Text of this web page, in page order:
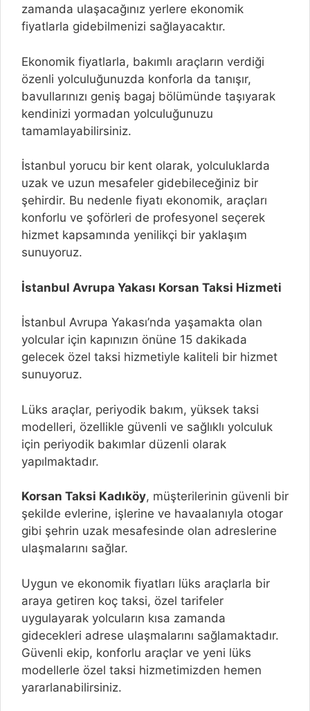
zamanda ulaşacağınız yerlere ekonomik
fiyatlarla gidebilmenizi sağlayacaktır.
Ekonomik fiyatlarla, bakımlı araçların verdiği
özenli yolculuğunuzda konforla da tanışır,
bavullarınızı geniş bagaj bölümünde taşıyarak
kendinizi yormadan yolculuğunuzu
tamamlayabilirsiniz.
İstanbul yorucu bir kent olarak, yolculuklarda
uzak ve uzun mesafeler gidebileceğiniz bir
şehirdir. Bu nedenle fiyatı ekonomik, araçları
konforlu ve şoförleri de profesyonel seçerek
hizmet kapsamında yenilikçi bir yaklaşım
sunuyoruz.
İstanbul Avrupa Yakası Korsan Taksi Hizmeti
İstanbul Avrupa Yakası’nda yaşamakta olan
yolcular için kapınızın önüne 15 dakikada
gelecek özel taksi hizmetiyle kaliteli bir hizmet
sunuyoruz.
Lüks araçlar, periyodik bakım, yüksek taksi
modelleri, özellikle güvenli ve sağlıklı yolculuk
için periyodik bakımlar düzenli olarak
yapılmaktadır.
Korsan Taksi Kadıköy, müşterilerinin güvenli bir
şekilde evlerine, işlerine ve havaalanıyla otogar
gibi şehrin uzak mesafesinde olan adreslerine
ulaşmalarını sağlar.
Uygun ve ekonomik fiyatları lüks araçlarla bir
araya getiren koç taksi, özel tarifeler
uygulayarak yolcuların kısa zamanda
gidecekleri adrese ulaşmalarını sağlamaktadır.
Güvenli ekip, konforlu araçlar ve yeni lüks
modellerle özel taksi hizmetimizden hemen
yararlanabilirsiniz.